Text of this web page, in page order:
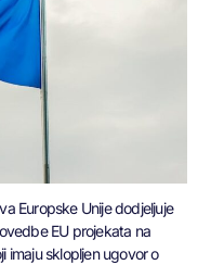
Europske Unije dodjeljuje
EU projekata na
imaju sklopljen ugovor o